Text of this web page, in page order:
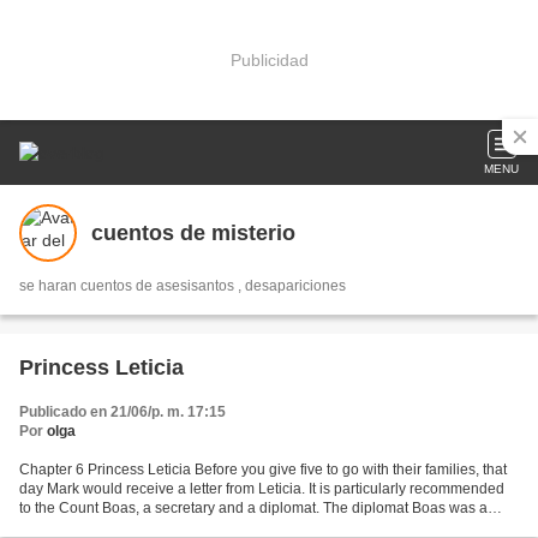
Publicidad
MENU
cuentos de misterio
se haran cuentos de asesisantos , desapariciones
Princess Leticia
Publicado en 21/06/p. m. 17:15
Por olga
Chapter 6 Princess Leticia Before you give five to go with their families, that
day Mark would receive a letter from Leticia. It is particularly recommended
to the Count Boas, a secretary and a diplomat. The diplomat Boas was a